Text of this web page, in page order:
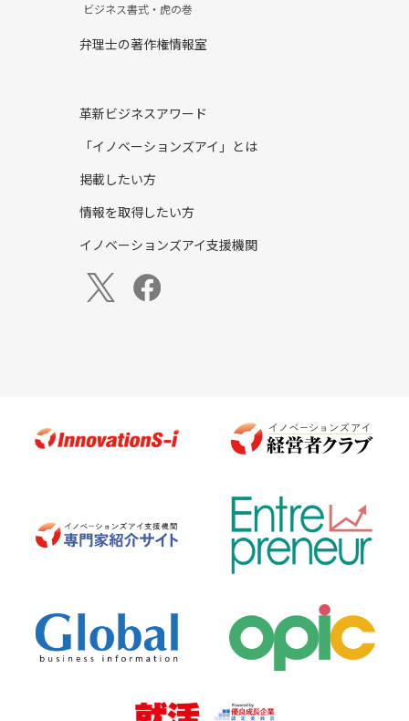
ビジネス書式・虎の巻
弁理士の著作権情報室
革新ビジネスアワード
「イノベーションズアイ」とは
掲載したい方
情報を取得したい方
イノベーションズアイ支援機関